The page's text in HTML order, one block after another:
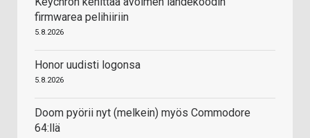
firmwarea pelihiiriin
5.8.2026
Honor uudisti logonsa
5.8.2026
Doom pyörii nyt (melkein) myös Commodore
64:llä